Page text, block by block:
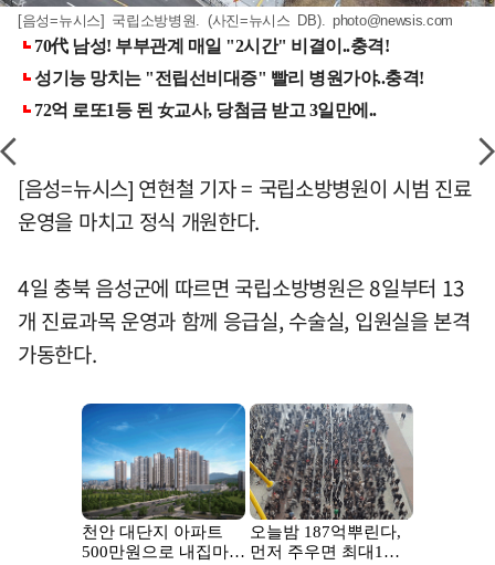
[음성=뉴시스] 국립소방병원. (사진=뉴시스 DB). photo@newsis.com
[음성=뉴시스] 연현철 기자 = 국립소방병원이 시범 진료
운영을 마치고 정식 개원한다.
4일 충북 음성군에 따르면 국립소방병원은 8일부터 13
개 진료과목 운영과 함께 응급실, 수술실, 입원실을 본격
가동한다.